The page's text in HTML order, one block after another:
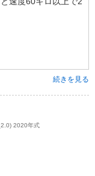
続きを見る
2020年式